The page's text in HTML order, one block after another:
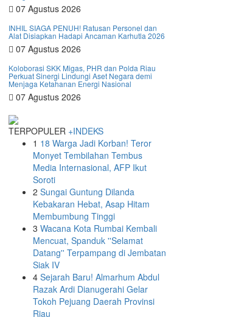
07 Agustus 2026
INHIL SIAGA PENUH! Ratusan Personel dan
Alat Disiapkan Hadapi Ancaman Karhutla 2026
07 Agustus 2026
Koloborasi SKK Migas, PHR dan Polda Riau
Perkuat Sinergi Lindungi Aset Negara demi
Menjaga Ketahanan Energi Nasional
07 Agustus 2026
TERPOPULER +INDEKS
1 18 Warga Jadi Korban! Teror
Monyet Tembilahan Tembus
Media Internasional, AFP Ikut
Soroti
2 Sungai Guntung Dilanda
Kebakaran Hebat, Asap Hitam
Membumbung Tinggi
3 Wacana Kota Rumbai Kembali
Mencuat, Spanduk ''Selamat
Datang'' Terpampang di Jembatan
Siak IV
4 Sejarah Baru! Almarhum Abdul
Razak Ardi Dianugerahi Gelar
Tokoh Pejuang Daerah Provinsi
Riau